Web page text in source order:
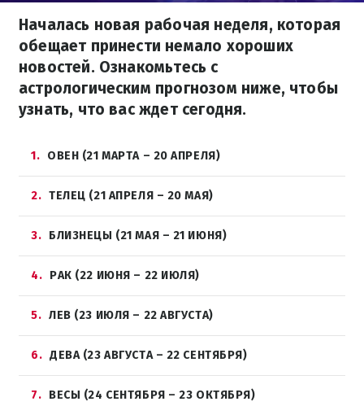
Началась новая рабочая неделя, которая
обещает принести немало хороших
новостей. Ознакомьтесь с
астрологическим прогнозом ниже, чтобы
узнать, что вас ждет сегодня.
1 ОВЕН (21 МАРТА – 20 АПРЕЛЯ)
2 ТЕЛЕЦ (21 АПРЕЛЯ – 20 МАЯ)
3 БЛИЗНЕЦЫ (21 МАЯ – 21 ИЮНЯ)
4 РАК (22 ИЮНЯ – 22 ИЮЛЯ)
5 ЛЕВ (23 ИЮЛЯ – 22 АВГУСТА)
6 ДЕВА (23 АВГУСТА – 22 СЕНТЯБРЯ)
7 ВЕСЫ (24 СЕНТЯБРЯ – 23 ОКТЯБРЯ)